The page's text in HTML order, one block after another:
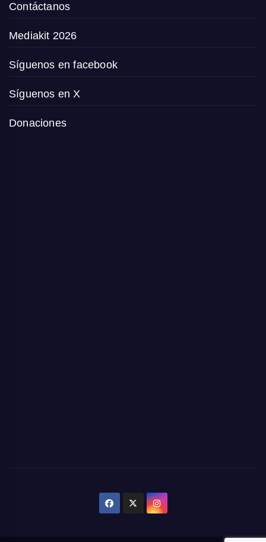
Contáctanos
Mediakit 2026
Síguenos en facebook
Síguenos en X
Donaciones